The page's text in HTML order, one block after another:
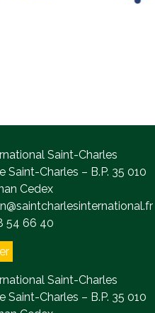
Saint-Charles
Saint-Charles – B.P. 35 010
Cedex
54 66 40
Saint-Charles
Saint-Charles – B.P. 35 010